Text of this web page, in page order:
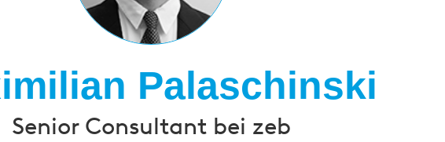
Palaschinski
Senior Consultant bei zeb